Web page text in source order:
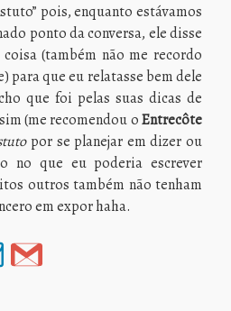
pois, enquanto estávamos
ponto da conversa, ele disse
(também não me recordo
para que eu relatasse bem dele
que foi pelas suas dicas de
(me recomendou oEntrecôte
por se planejar em dizer ou
no que eu poderia escrever
outros também não tenham
em expor haha.